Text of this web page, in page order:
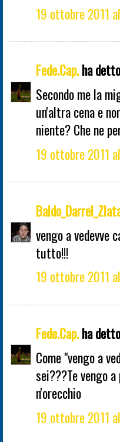
19 ottobre 2011
Fede.Cap.ha
Secondo me la
un'altra cena e
niente? Che ne
19 ottobre 2011
vengo a vedevve
tutto!!!
19 ottobre 2011
Fede.Cap.ha
Come "vengo a
sei???Te vengo
n'orecchio
19 ottobre 2011